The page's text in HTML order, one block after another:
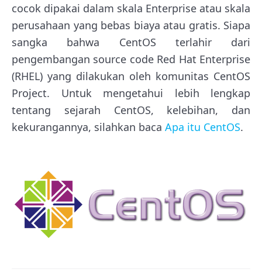
cocok dipakai dalam skala Enterprise atau skala
perusahaan yang bebas biaya atau gratis. Siapa
sangka bahwa CentOS terlahir dari
pengembangan source code Red Hat Enterprise
(RHEL) yang dilakukan oleh komunitas CentOS
Project. Untuk mengetahui lebih lengkap
tentang sejarah CentOS, kelebihan, dan
kekurangannya, silahkan baca Apa itu CentOS.